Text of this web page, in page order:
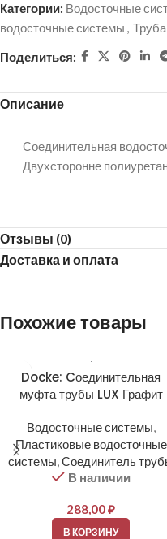
Категории: Водосточные
водосточные системы ,
Поделиться:
Описание
Соединительная
Двухсторонне
Отзывы (0)
Доставка и оплата
Похожие товары
Docke: Cоединительная
муфта трубы LUX Графит
Водосточные системы,
Пластиковые водосточные
системы,Соединитель
В наличии
288,00₽
В КОРЗИНУ